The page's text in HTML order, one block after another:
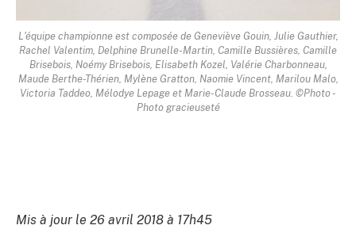
L'équipe championne est composée de Geneviève Gouin, Julie Gauthier,
Rachel Valentim, Delphine Brunelle-Martin, Camille Bussières, Camille
Brisebois, Noémy Brisebois, Elisabeth Kozel, Valérie Charbonneau,
Maude Berthe-Thérien, Mylène Gratton, Naomie Vincent, Marilou Malo,
Victoria Taddeo, Mélodye Lepage et Marie-Claude Brosseau. ©Photo -
Photo gracieuseté
Mis à jour le 26 avril 2018 à 17h45